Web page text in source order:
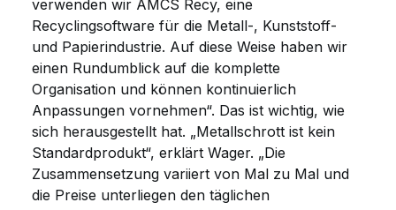
verwenden wir AMCS Recy, eine
Recyclingsoftware für die Metall-, Kunststoff-
und Papierindustrie. Auf diese Weise haben wir
einen Rundumblick auf die komplette
Organisation und können kontinuierlich
Anpassungen vornehmen“. Das ist wichtig, wie
sich herausgestellt hat. „Metallschrott ist kein
Standardprodukt“, erklärt Wager. „Die
Zusammensetzung variiert von Mal zu Mal und
die Preise unterliegen den täglichen